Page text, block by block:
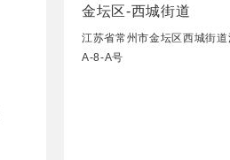
金坛区-西城街道
江苏省常州市金坛区西城街
A-8-A号